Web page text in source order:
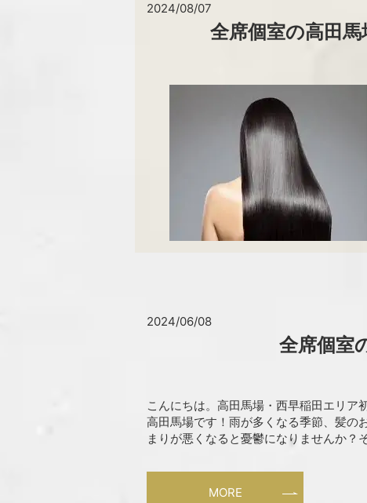
2024/08/07
全席個室の高田
2024/06/08
全席個室
こんにちは。高田馬場・西早稲田エリ
高田馬場です！雨が多くなる季節、髪の
まりが悪くなると憂鬱になりませんか？
MORE